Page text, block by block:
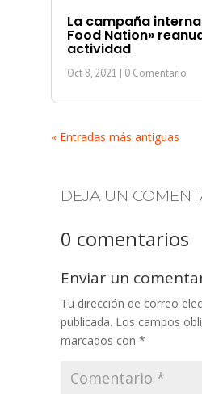
La campaña
Food Nation»
actividad
Oct 8, 2021 | 0 Comentario
« Entradas más antiguas
DEJA UN
0 comentarios
Enviar un
Tu dirección de correo
publicada. Los campos
marcados con *